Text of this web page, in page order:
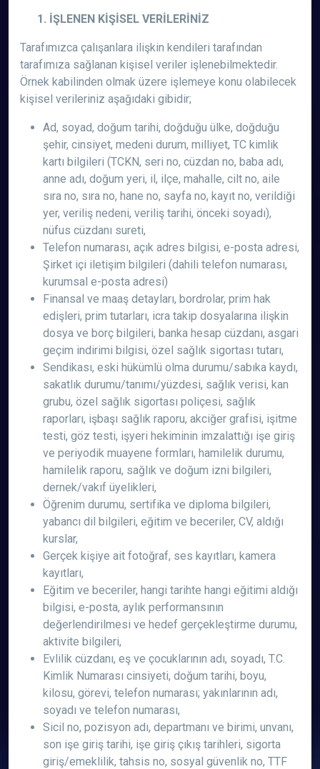
1. İŞLENEN KİŞİSEL VERİLERİNİZ
Tarafımızca çalışanlara ilişkin kendileri tarafından
tarafımıza sağlanan kişisel veriler işlenebilmektedir.
Örnek kabilinden olmak üzere işlemeye konu olabilecek
kişisel verileriniz aşağıdaki gibidir;
Ad, soyad, doğum tarihi, doğduğu ülke, doğduğu
şehir, cinsiyet, medeni durum, milliyet, TC kimlik
kartı bilgileri (TCKN, seri no, cüzdan no, baba adı,
anne adı, doğum yeri, il, ilçe, mahalle, cilt no, aile
sıra no, sıra no, hane no, sayfa no, kayıt no, verildiği
yer, veriliş nedeni, veriliş tarihi, önceki soyadı),
nüfus cüzdanı sureti,
Telefon numarası, açık adres bilgisi, e-posta adresi,
Şirket içi iletişim bilgileri (dahili telefon numarası,
kurumsal e-posta adresi)
Finansal ve maaş detayları, bordrolar, prim hak
edişleri, prim tutarları, icra takip dosyalarına ilişkin
dosya ve borç bilgileri, banka hesap cüzdanı, asgari
geçim indirimi bilgisi, özel sağlık sigortası tutarı,
Sendikası, eski hükümlü olma durumu/sabıka kaydı,
sakatlık durumu/tanımı/yüzdesi, sağlık verisi, kan
grubu, özel sağlık sigortası poliçesi, sağlık
raporları, işbaşı sağlık raporu, akciğer grafisi, işitme
testi, göz testi, işyeri hekiminin imzalattığı işe giriş
ve periyodik muayene formları, hamilelik durumu,
hamilelik raporu, sağlık ve doğum izni bilgileri,
dernek/vakıf üyelikleri,
Öğrenim durumu, sertifika ve diploma bilgileri,
yabancı dil bilgileri, eğitim ve beceriler, CV, aldığı
kurslar,
Gerçek kişiye ait fotoğraf, ses kayıtları, kamera
kayıtları,
Eğitim ve beceriler, hangi tarihte hangi eğitimi aldığı
bilgisi, e-posta, aylık performansının
değerlendirilmesi ve hedef gerçekleştirme durumu,
aktivite bilgileri,
Evlilik cüzdanı, eş ve çocuklarının adı, soyadı, T.C.
Kimlik Numarası cinsiyeti, doğum tarihi, boyu,
kilosu, görevi, telefon numarası; yakınlarının adı,
soyadı ve telefon numarası,
Sicil no, pozisyon adı, departmanı ve birimi, unvanı,
son işe giriş tarihi, işe giriş çıkış tarihleri, sigorta
giriş/emeklilik, tahsis no, sosyal güvenlik no, TTF